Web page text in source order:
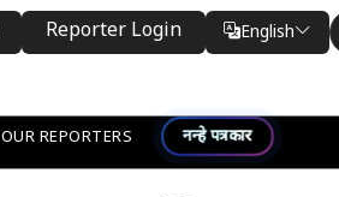
Reporter Login English
Translate
OUR REPORTERS नन्हे पत्रकार